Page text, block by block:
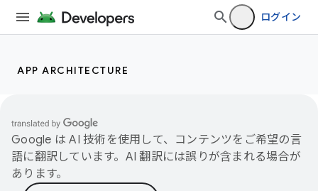
ログイン
APP ARCHITECTURE
Google は AI 技術を使用して、コンテンツをご希望の言
語に翻訳しています。AI 翻訳には誤りが含まれる場合が
あります。